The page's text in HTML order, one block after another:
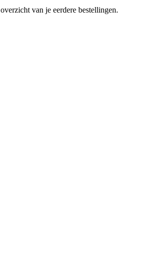
van je eerdere bestellingen.